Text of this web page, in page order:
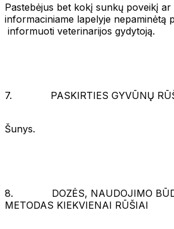
Pastebėjus bet kokį sunkų poveikį ar
informaciniame lapelyje nepaminėtą
informuoti veterinarijos gydytoją.
7. PASKIRTIES GYVŪNŲ
Šunys.
8. DOZĖS, NAUDOJIMO
METODAS KIEKVIENAI RŪŠIAI